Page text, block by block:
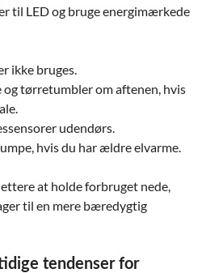
til LED og bruge energimærkede
ikke bruges.
og tørretumbler om aftenen, hvis
udendørs.
hvis du har ældre elvarme.
at holde forbruget nede,
til en mere bæredygtig
tendenser for